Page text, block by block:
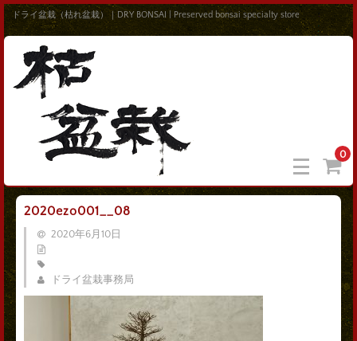
ドライ盆栽（枯れ盆栽）｜DRY BONSAI | Preserved bonsai specialty store
0
2020ezo001__08
2020年6月10日
ドライ盆栽事務局